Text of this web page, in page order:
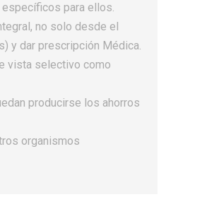
para ellos.
no solo desde el
y dar prescripción Médica.
vista selectivo como
producirse los ahorros
organismos